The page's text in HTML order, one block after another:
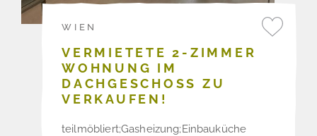
WIEN
VERMIETETE 2-ZIMMER
WOHNUNG IM
DACHGESCHOSS ZU
VERKAUFEN!
teilmöbliert;Gasheizung;Einbauküche